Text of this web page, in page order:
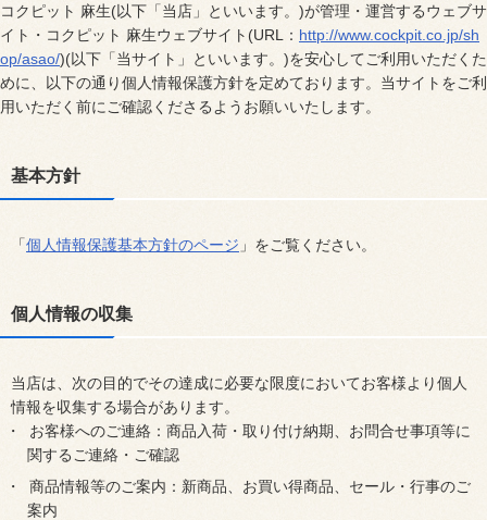
コクピット 麻生(以下「当店」といいます。)が管理・運営するウェブサ
イト・コクピット 麻生ウェブサイト(URL： http://www.cockpit.co.jp/sh
op/asao/)(以下「当サイト」といいます。)を安心してご利用いただくた
めに、以下の通り個人情報保護方針を定めております。当サイトをご利
用いただく前にご確認くださるようお願いいたします。
基本方針
「個人情報保護基本方針のページ 」をご覧ください。
個人情報の収集
当店は、次の目的でその達成に必要な限度においてお客様より個人
情報を収集する場合があります。
お客様へのご連絡：商品入荷・取り付け納期、お問合せ事項等に
関するご連絡・ご確認
商品情報等のご案内：新商品、お買い得商品、セール・行事のご
案内